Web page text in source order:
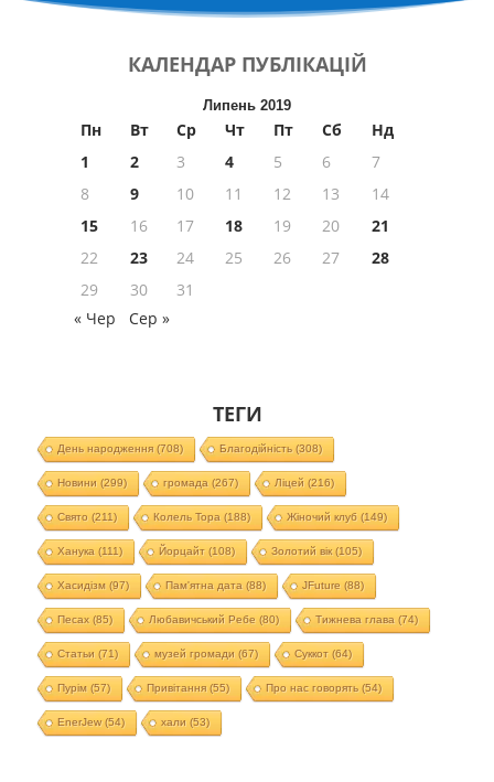
КАЛЕНДАР ПУБЛІКАЦІЙ
Липень 2019
Пн Вт Ср Чт Пт Сб
Нд
1
2 3 4 5 6
7
8
9 10 11 12 13
14
15
16 17 18 19 20
21
22
23 24 25 26 27
28
29
30
31
« Чер
Сер »
ТЕГИ
День народження(708) Благодійність(308)
Новини (299) громада (267) Ліцей (216)
Свято (211) Колель Тора (188) Жіночий клуб (149)
Ханука (111) Йорцайт (108) Золотий вік(105)
Хасидізм (97) Пам'ятна дата (88) JFuture (88)
Песах(85) Любавичський Ребе (80) Тижнева глава (74)
Статьи (71) музей громади (67) Суккот (64)
Пурім (57) Привітання(55) Про нас говорять(54)
EnerJew(54) хали (53)